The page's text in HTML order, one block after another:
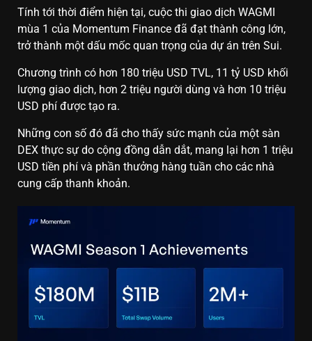
Tính tới thời điểm hiện tại, cuộc thi giao dịch WAGMI
mùa 1 của Momentum Finance đã đạt thành công lớn,
trở thành một dấu mốc quan trọng của dự án trên Sui.
Chương trình có hơn 180 triệu USD TVL, 11 tỷ USD khối
lượng giao dịch, hơn 2 triệu người dùng và hơn 10 triệu
USD phí được tạo ra.
Những con số đó đã cho thấy sức mạnh của một sàn
DEX thực sự do cộng đồng dẫn dắt, mang lại hơn 1 triệu
USD tiền phí và phần thưởng hàng tuần cho các nhà
cung cấp thanh khoản.